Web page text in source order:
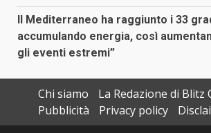
Il Mediterraneo ha raggiunto i 33
accumulando energia, così
gli eventi estremi”
Chi siamo
La Redazione di Blitz
Pubblicità
Privacy policy